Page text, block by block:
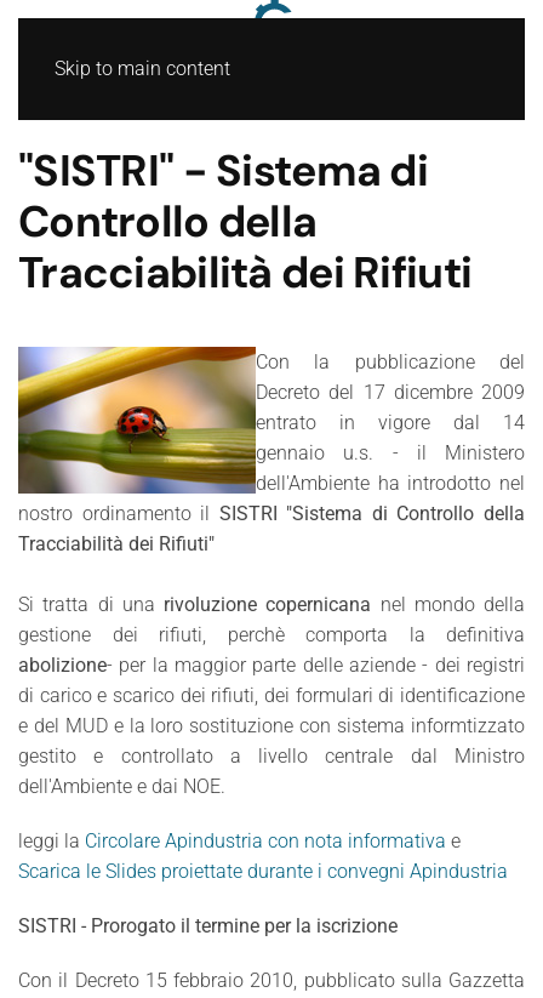
Skip to main content
"SISTRI" - Sistema di
Controllo della
Tracciabilità dei Rifiuti
Con la pubblicazione del
Decreto del 17 dicembre 2009
entrato in vigore dal 14
gennaio u.s. - il Ministero
dell'Ambiente ha introdotto nel
nostro ordinamento il SISTRI "Sistema di Controllo della
Tracciabilità dei Rifiuti"
Si tratta di una rivoluzione copernicana nel mondo della
gestione dei rifiuti, perchè comporta la definitiva
abolizione- per la maggior parte delle aziende - dei registri
di carico e scarico dei rifiuti, dei formulari di identificazione
e del MUD e la loro sostituzione con sistema informtizzato
gestito e controllato a livello centrale dal Ministro
dell'Ambiente e dai NOE.
leggi la Circolare Apindustria con nota informativa e
Scarica le Slides proiettate durante i convegni Apindustria
SISTRI - Prorogato il termine per la iscrizione
Con il Decreto 15 febbraio 2010, pubblicato sulla Gazzetta